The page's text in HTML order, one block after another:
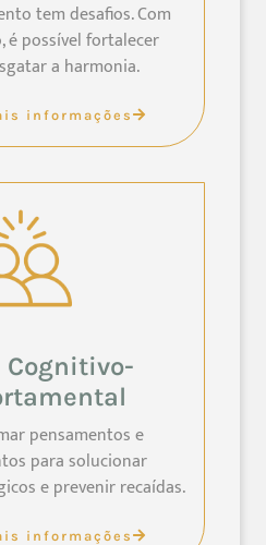
tem desafios. Com
é possível fortalecer
a harmonia.
informações
Cognitivo-
pensamentos e
para solucionar
e prevenir recaídas.
informações